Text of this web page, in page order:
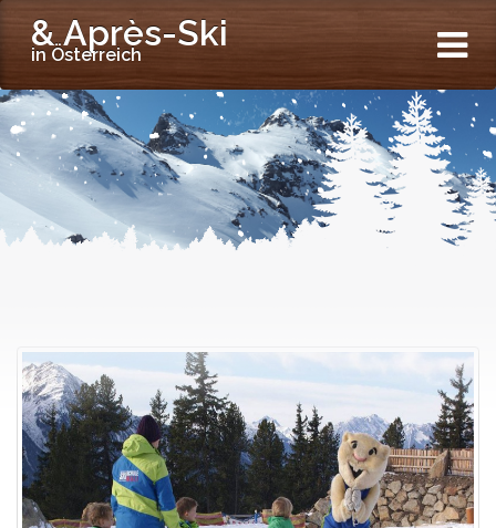
& Après-Ski
in Österreich